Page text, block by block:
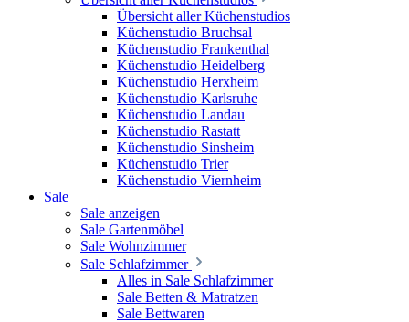
Übersicht aller Küchenstudios
Küchenstudio Bruchsal
Küchenstudio Frankenthal
Küchenstudio Heidelberg
Küchenstudio Herxheim
Küchenstudio Karlsruhe
Küchenstudio Landau
Küchenstudio Rastatt
Küchenstudio Sinsheim
Küchenstudio Trier
Küchenstudio Viernheim
Sale
Sale anzeigen
Sale Gartenmöbel
Sale Wohnzimmer
Sale Schlafzimmer
Alles in Sale Schlafzimmer
Sale Betten & Matratzen
Sale Bettwaren